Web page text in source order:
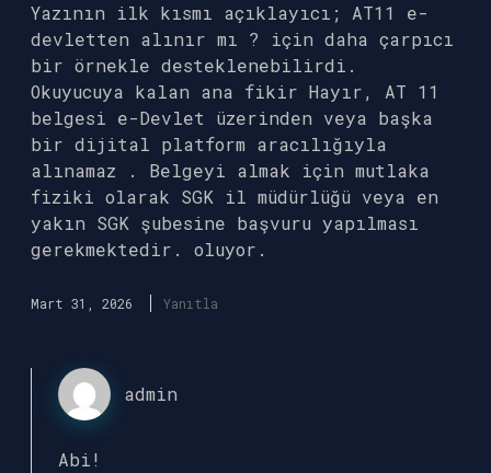
Yazının ilk kısmı açıklayıcı; AT11 e-
devletten alınır mı ? için daha çarpıcı
bir örnekle desteklenebilirdi.
Okuyucuya kalan ana fikir Hayır, AT 11
belgesi e-Devlet üzerinden veya başka
bir dijital platform aracılığıyla
alınamaz . Belgeyi almak için mutlaka
fiziki olarak SGK il müdürlüğü veya en
yakın SGK şubesine başvuru yapılması
gerekmektedir. oluyor.
Mart 31, 2026 Yanıtla
admin
Abi!